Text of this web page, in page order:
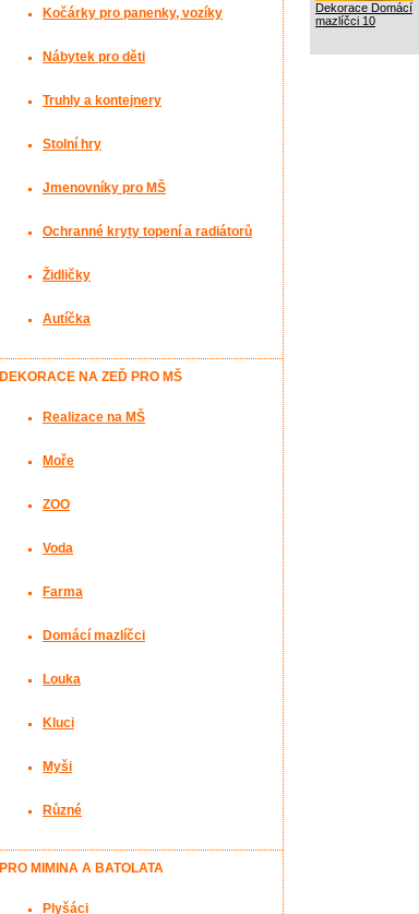
Dekorace Domácí
mazlíčci 10
Kočárky pro panenky, vozíky
Nábytek pro děti
Truhly a kontejnery
Stolní hry
Jmenovníky pro MŠ
Ochranné kryty topení a radiátorů
Židličky
Autíčka
DEKORACE NA ZEĎ PRO MŠ
Realizace na MŠ
Moře
ZOO
Voda
Farma
Domácí mazlíčci
Louka
Kluci
Myši
Různé
PRO MIMINA A BATOLATA
Plyšáci